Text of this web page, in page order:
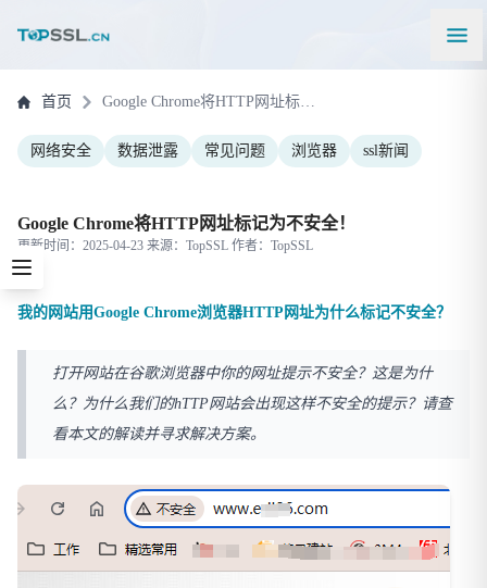
首页 Google Chrome将HTTP网址标记为不安全！
网络安全 数据泄露 常见问题 浏览器 ssl新闻
Google Chrome将HTTP网址标记为不安全！
更新时间：2025-04-23 来源：TopSSL 作者：TopSSL
我的网站用Google Chrome浏览器HTTP网址为什么标记不安全？
打开网站在谷歌浏览器中你的网址提示不安全？这是为什
么？为什么我们的hTTP网站会出现这样不安全的提示？请查
看本文的解读并寻求解决方案。